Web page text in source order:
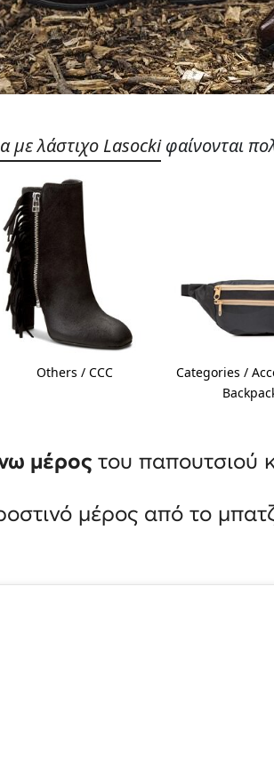
με λάστιχο Lasockiφαίνονται
Others / CCC
Categories /
μέρος του παπουτσιού
μέρος από το